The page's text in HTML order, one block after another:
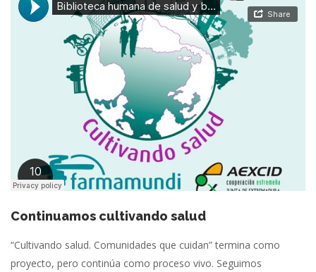
Continuamos cultivando salud
“Cultivando salud. Comunidades que cuidan” termina como
proyecto, pero continúa como proceso vivo. Seguimos